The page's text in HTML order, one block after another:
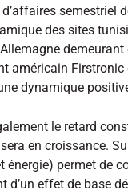
semestriel
des sites
américain
dynamique
le retard
en croissance.
énergie) permet de
d’un effet de base